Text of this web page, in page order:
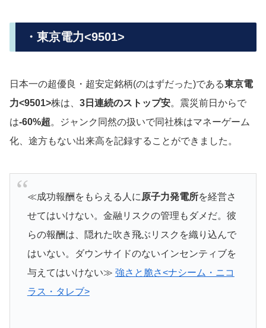
・東京電力<9501>
日本一の超優良・超安定銘柄(のはずだった)である東京電
力<9501>株は、 3日連続のストップ安。震災前日からで
は-60%超。ジャンク同然の扱いで同社株はマネーゲーム
化、途方もない出来高を記録することができました。
≪成功報酬をもらえる人に 原子力発電所を経営さ
せてはいけない。金融リスクの管理もダメだ。彼
らの報酬は、隠れた吹き飛ぶリスクを織り込んで
はいない。ダウンサイドのないインセンティブを
与えてはいけない≫ 強さと脆さ<ナシーム・ニコ
ラス・タレブ>